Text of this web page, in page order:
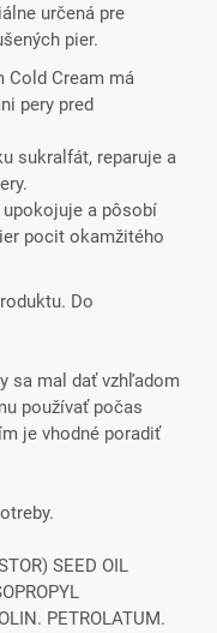
určená pre
pier.
Cold Cream má
pery pred
sukralfát, reparuje a
a pôsobí
pocit okamžitého
Do
sa mal dať vzhľadom
používať počas
je vhodné poradiť
SEED OIL
PETROLATUM.